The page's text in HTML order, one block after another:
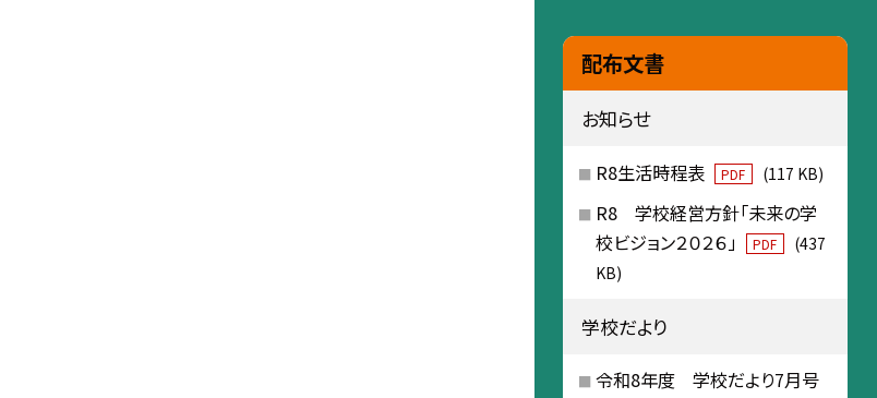
配布文書
お知らせ
R8生活時程表 PDF (117 KB)
R8 学校経営方針「未来の学
校ビジョン２０２６」
PDF
(437
KB)
学校だより
令和8年度 学校だより7月号